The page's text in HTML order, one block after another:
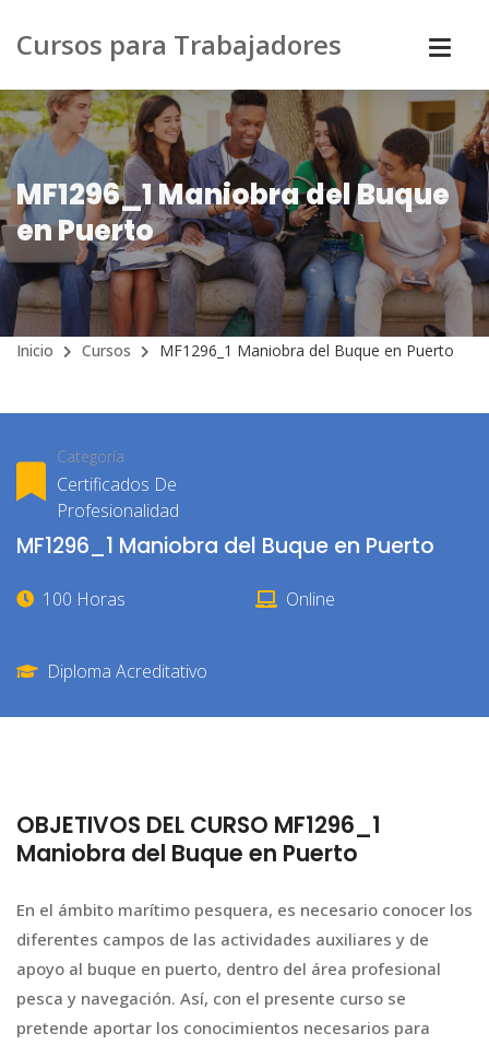
Cursos para Trabajadores
MF1296_1 Maniobra del Buque
en Puerto
Inicio Cursos MF1296_1 Maniobra del Buque en Puerto
Categoría
Certificados De
Profesionalidad
MF1296_1 Maniobra del Buque en Puerto
100 Horas Online
Diploma Acreditativo
OBJETIVOS DEL CURSO MF1296_1
Maniobra del Buque en Puerto
En el ámbito marítimo pesquera, es necesario conocer los
diferentes campos de las actividades auxiliares y de
apoyo al buque en puerto, dentro del área profesional
pesca y navegación. Así, con el presente curso se
pretende aportar los conocimientos necesarios para